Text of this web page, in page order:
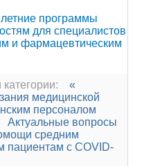
программы
для специалистов
и фармацевтическим
«
медицинской
персоналом
Актуальные вопросы
средним
пациентам с COVID-